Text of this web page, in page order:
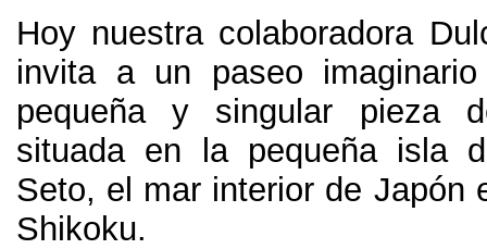
Hoy nuestra colaboradora
invita a un paseo
pequeña y singular pieza
situada en la pequeña isla
Seto, el mar interior de Japón
Shikoku.